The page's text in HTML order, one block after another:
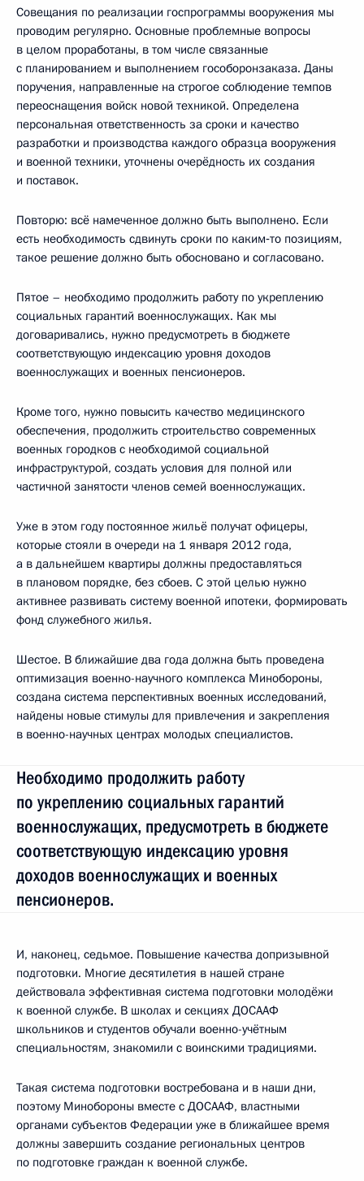
Совещания по реализации госпрограммы вооружения мы
проводим регулярно. Основные проблемные вопросы
в целом проработаны, в том числе связанные
с планированием и выполнением гособоронзаказа. Даны
поручения, направленные на строгое соблюдение темпов
переоснащения войск новой техникой. Определена
персональная ответственность за сроки и качество
разработки и производства каждого образца вооружения
и военной техники, уточнены очерёдность их создания
и поставок.
Повторю: всё намеченное должно быть выполнено. Если
есть необходимость сдвинуть сроки по каким‑то позициям,
такое решение должно быть обосновано и согласовано.
Пятое – необходимо продолжить работу по укреплению
социальных гарантий военнослужащих. Как мы
договаривались, нужно предусмотреть в бюджете
соответствующую индексацию уровня доходов
военнослужащих и военных пенсионеров.
Кроме того, нужно повысить качество медицинского
обеспечения, продолжить строительство современных
военных городков с необходимой социальной
инфраструктурой, создать условия для полной или
частичной занятости членов семей военнослужащих.
Уже в этом году постоянное жильё получат офицеры,
которые стояли в очереди на 1 января 2012 года,
а в дальнейшем квартиры должны предоставляться
в плановом порядке, без сбоев. С этой целью нужно
активнее развивать систему военной ипотеки, формировать
фонд служебного жилья.
Шестое. В ближайшие два года должна быть проведена
оптимизация военно-научного комплекса Минобороны,
создана система перспективных военных исследований,
найдены новые стимулы для привлечения и закрепления
в военно-научных центрах молодых специалистов.
Необходимо продолжить работу
по укреплению социальных гарантий
военнослужащих, предусмотреть в бюджете
соответствующую индексацию уровня
доходов военнослужащих и военных
пенсионеров.
И, наконец, седьмое. Повышение качества допризывной
подготовки. Многие десятилетия в нашей стране
действовала эффективная система подготовки молодёжи
к военной службе. В школах и секциях ДОСААФ
школьников и студентов обучали военно-учётным
специальностям, знакомили с воинскими традициями.
Такая система подготовки востребована и в наши дни,
поэтому Минобороны вместе с ДОСААФ, властными
органами субъектов Федерации уже в ближайшее время
должны завершить создание региональных центров
по подготовке граждан к военной службе.